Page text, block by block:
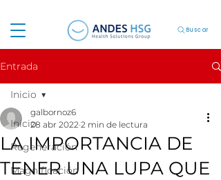
Buscar
Entrada
Inicio
Regeneración
Magnificación
Inicio
LA IMPORTANCIA DE
TENER UNA LUPA QUE
galbornoz6
28 abr 2022 2 min de lectura